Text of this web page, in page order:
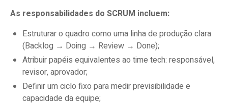
As responsabilidades do SCRUM incluem:
Estruturar o quadro como uma linha de produção clara
(Backlog → Doing → Review → Done);
Atribuir papéis equivalentes ao time tech: responsável,
revisor, aprovador;
Definir um ciclo fixo para medir previsibilidade e
capacidade da equipe;